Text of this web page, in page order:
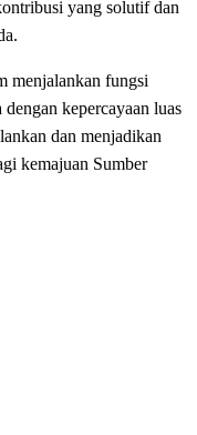
yang solutif dan
menjalankan fungsi
kepercayaan luas
dan menjadikan
kemajuan Sumber